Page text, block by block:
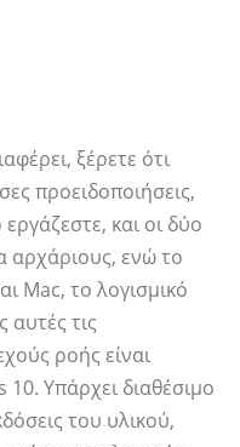
ξέρετε ότι
προειδοποιήσεις,
και οι δύο
αρχάριους, ενώ το
Mac, το λογισμικό
τις
ροής είναι
Υπάρχει διαθέσιμο
του υλικού,